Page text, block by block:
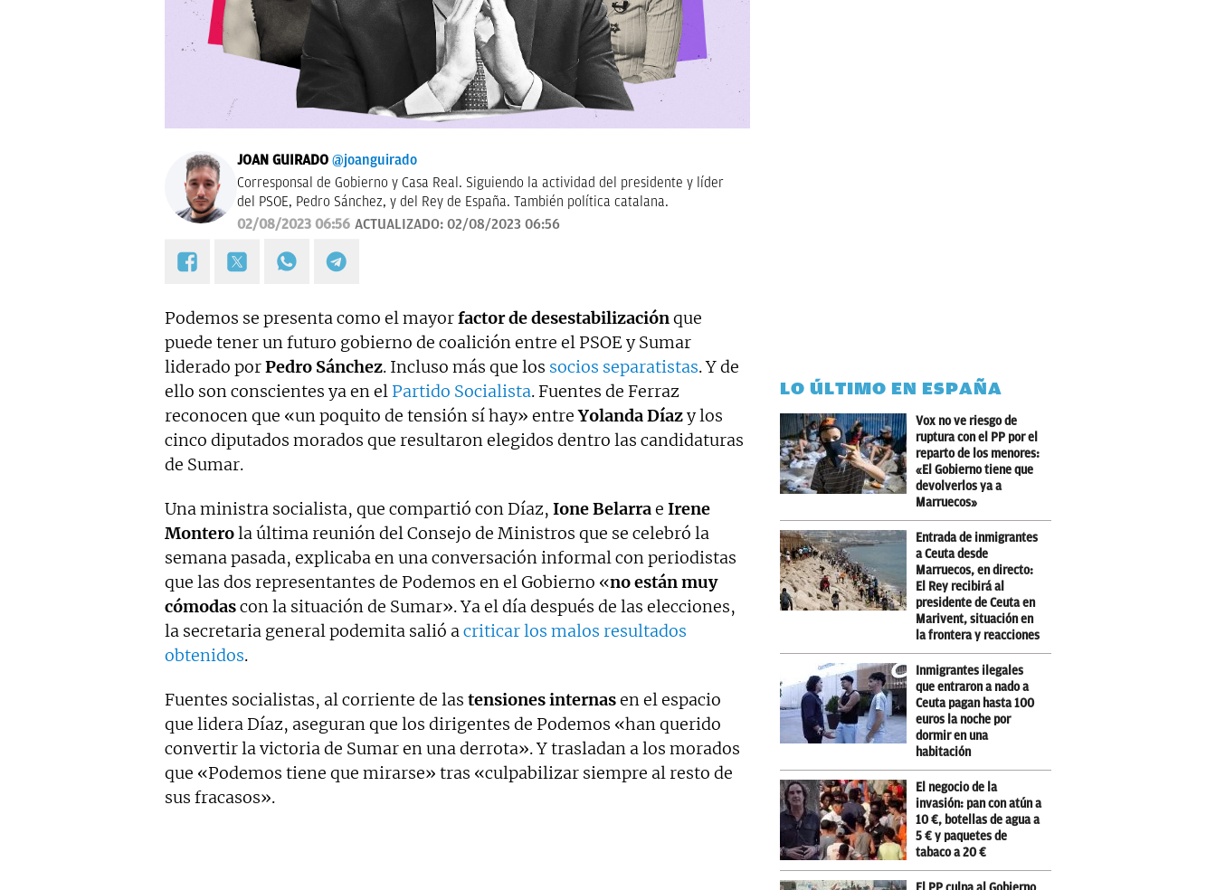
JOAN GUIRADO @joanguirado
Corresponsal de Gobierno y Casa Real. Siguiendo la actividad del presidente y líder
del PSOE, Pedro Sánchez, y del Rey de España. También política catalana.
02/08/2023 06:56 ACTUALIZADO: 02/08/2023 06:56
Podemos se presenta como el mayorfactor de desestabilizaciónque
puede tener un futuro gobierno de coalición entre el PSOE y Sumar
liderado porPedro Sánchez. Incluso más que los socios separatistas. Y de
ello son conscientes ya en el Partido Socialista. Fuentes de Ferraz
reconocen que «un poquito de tensión sí hay» entreYolanda Díazy los
cinco diputados morados que resultaron elegidos dentro las candidaturas
de Sumar.
Una ministra socialista, que compartió con Díaz, Ione Belarrae Irene
Monterola última reunión del Consejo de Ministros que se celebró la
semana pasada, explicaba en una conversación informal con periodistas
que las dos representantes de Podemos en el Gobierno «no están muy
cómodascon la situación de Sumar». Ya el día después de las elecciones,
la secretaria general podemita salió acriticar los malos resultados
obtenidos.
Fuentes socialistas, al corriente de las tensiones internasen el espacio
que lidera Díaz, aseguran que los dirigentes de Podemos «han querido
convertir la victoria de Sumar en una derrota». Y trasladan a los morados
que «Podemos tiene que mirarse» tras «culpabilizar siempre al resto de
sus fracasos».
LO ÚLTIMO EN ESPAÑA
Vox no ve riesgo de
ruptura con el PP por el
reparto de los menores:
«El Gobierno tiene que
devolverlos ya a
Marruecos»
Entrada de inmigrantes
a Ceuta desde
Marruecos, en directo:
El Rey recibirá al
presidente de Ceuta en
Marivent, situación en
la frontera y reacciones
Inmigrantes ilegales
que entraron a nado a
Ceuta pagan hasta 100
euros la noche por
dormir en una
habitación
El negocio de la
invasión: pan con atún a
10 €, botellas de agua a
5 € y paquetes de
tabaco a 20 €